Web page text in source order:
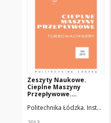
Zeszyty Naukowe.
Cieplne Maszyny
Przepływowe.
(2013)
Politechnika Łódzka. Instytut